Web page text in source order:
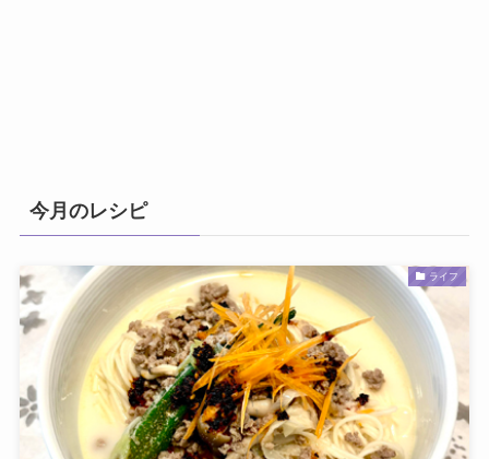
今月のレシピ
ライフ